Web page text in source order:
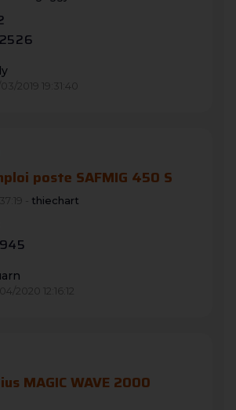
03/2019 19:31:40
poste SAFMIG 450 S
- thiechart
2020 12:16:12
MAGIC WAVE 2000